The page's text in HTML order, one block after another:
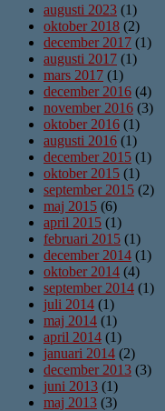
augusti 2023 (1)
oktober 2018 (2)
december 2017 (1)
augusti 2017 (1)
mars 2017 (1)
december 2016 (4)
november 2016 (3)
oktober 2016 (1)
augusti 2016 (1)
december 2015 (1)
oktober 2015 (1)
september 2015 (2)
maj 2015 (6)
april 2015 (1)
februari 2015 (1)
december 2014 (1)
oktober 2014 (4)
september 2014 (1)
juli 2014 (1)
maj 2014 (1)
april 2014 (1)
januari 2014 (2)
december 2013 (3)
juni 2013 (1)
maj 2013 (3)